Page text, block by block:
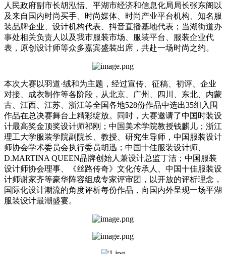
人民政府副市长胡泓恬、平湖市经济和信息化局局长张东阁以
及来自国内时尚买手、时尚媒体、时尚产业平台机构、知名服
装品牌企业、设计机构代表、抖音直播基地代表；当湖街道办
事处相关负责人以及我市服装市场、服装平台、服装企业代
表，原创设计师等众多嘉宾盛装出席，共赴一场时尚之约。
本次大赛以羽道·绒和为主题，经过宣传、征稿、初评、企业
对接、成衣制作等各阶段，从北京、广州、四川、东北、内蒙
古、江西、江苏、浙江等全国各地528份作品中选出35组入围
作品在总决赛舞台上精彩绽放。同时，大赛邀请了中国时装设
计最高奖金顶奖设计师祁刚；中国美术学院教授钱麒儿；浙江
理工大学服装学院副院长、教授、研究生导师，中国服装设计
师协会学术委员会执行委员胡迅；中国十佳服装设计师、
D.MARTINA QUEEN品牌创始人兼设计总监丁洁；中国服装
设计师协会理事、《丝路传奇》文化传承人、中国十佳服装设
计师谢家齐等豪华阵容组成专家评审团，以开放的评析理念，
国际化设计潮流的角度评析每份作品，向国内外呈现一场平湖
服装设计最潮盛宴。